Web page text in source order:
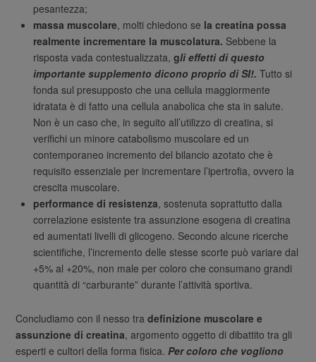
pesantezza;
massa muscolare, molti chiedono se la creatina possa
realmente incrementare la muscolatura. Sebbene la
risposta vada contestualizzata,glieffetti di questo
importante supplemento dicono proprio di SI!. Tutto si
fonda sul presupposto che una cellula maggiormente
idratata è di fatto una cellula anabolica che sta in salute.
Non è un caso che, in seguito all’utilizzo di creatina, si
verifichi un minore catabolismo muscolare ed un
contemporaneo incremento del bilancio azotato che è
requisito essenziale per incrementare l’ipertrofia, ovvero la
crescita muscolare.
performance di resistenza, sostenuta soprattutto dalla
correlazione esistente tra assunzione esogena di creatina
ed aumentati livelli di glicogeno. Secondo alcune ricerche
scientifiche, l’incremento delle stesse scorte può variare dal
+5% al +20%, non male per coloro che consumano grandi
quantità di “carburante” durante l’attività sportiva.
Concludiamo con il nesso tra definizione muscolare e
assunzione di creatina, argomento oggetto di dibattito tra gli
esperti e cultori della forma fisica. Per coloro che vogliono